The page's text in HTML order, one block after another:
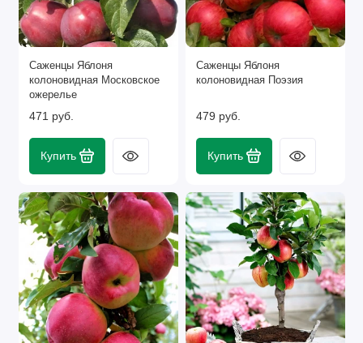
Саженцы Яблоня
колоновидная Московское
ожерелье
471 руб.
Купить
Саженцы Яблоня
колоновидная Поэзия
479 руб.
Купить